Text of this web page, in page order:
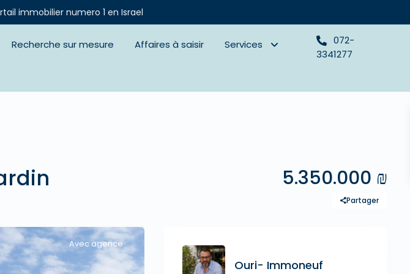
immobilier numero 1 en Israel
Recherche sur mesure Affaires à saisir Services
072-
3341277
5.350.000 ₪
Partager
Avec agence
Ouri- Immoneuf